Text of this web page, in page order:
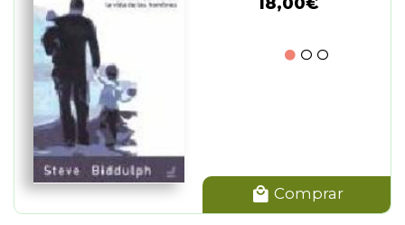
Comprar